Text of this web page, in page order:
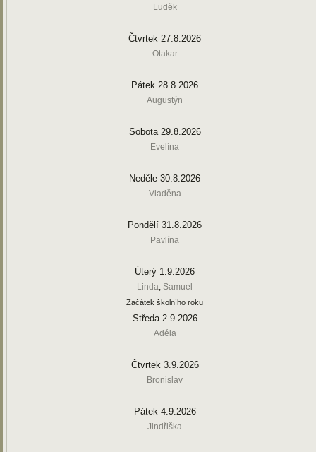
Luděk
Čtvrtek 27.8.2026
Otakar
Pátek 28.8.2026
Augustýn
Sobota 29.8.2026
Evelína
Neděle 30.8.2026
Vladěna
Pondělí 31.8.2026
Pavlína
Úterý 1.9.2026
Linda, Samuel
Začátek školního roku
Středa 2.9.2026
Adéla
Čtvrtek 3.9.2026
Bronislav
Pátek 4.9.2026
Jindřiška